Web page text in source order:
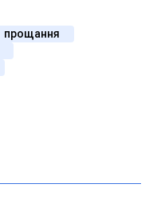
прощання